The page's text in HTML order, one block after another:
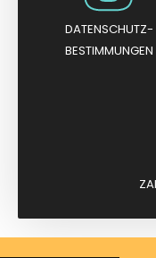
DATENSCHUTZ-
BESTIMMUNGEN